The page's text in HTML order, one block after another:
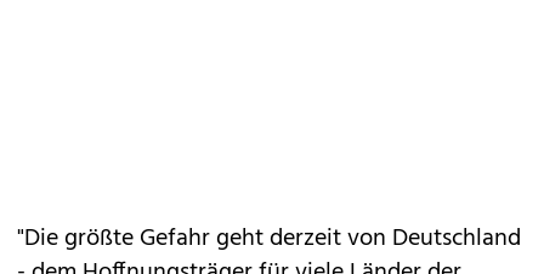
"Die größte Gefahr geht derzeit von Deutschland